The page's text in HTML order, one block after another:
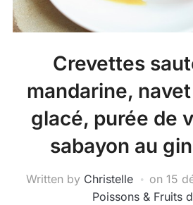
Crevettes
mandarine, navet
glacé, purée de
sabayon au
Written by Christelle on 15
Poissons & Fruits